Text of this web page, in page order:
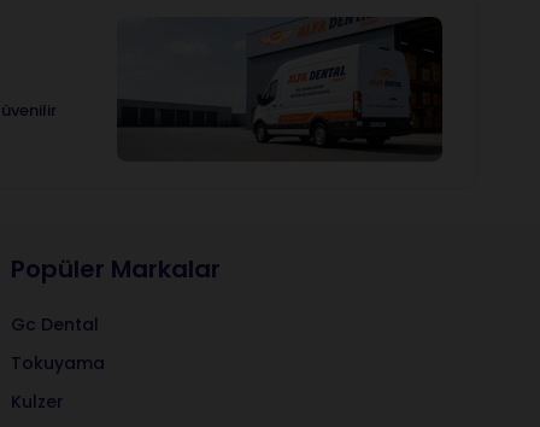
Popüler Markalar
Gc Dental
Tokuyama
Kulzer